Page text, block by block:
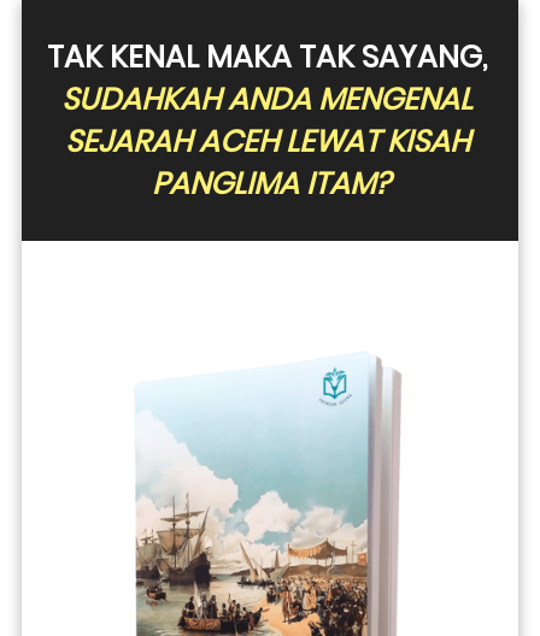
TAK KENAL MAKA TAK SAYANG,
SUDAHKAH ANDA MENGENAL
SEJARAH ACEH LEWAT KISAH
PANGLIMA ITAM?